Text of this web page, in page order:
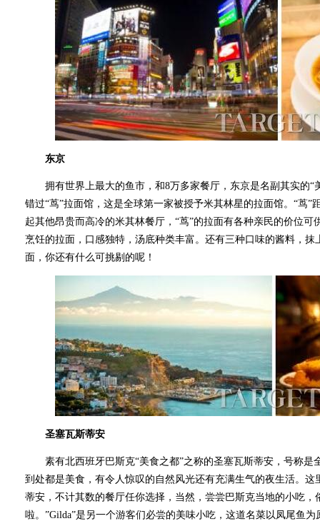
东京
拥有世界上最大的鱼市，和8万多家餐厅，东京是名副其实的“
错过“茑”拉面馆，这是全球第一家被授予米其林星的拉面馆。“茑
起其他昂贵而高冷的米其林餐厅，“茑”的拉面有各种亲民的价位
烹饪的拉面，口感独特，汤底种类丰富。还有三种口味的酱料，
面，你还有什么可挑剔的呢！
圣塞瓦斯蒂安
素有北西班牙巴斯克“美食之都”之称的圣塞瓦斯蒂安，号称是
到处都是美食，有令人惊叹的自然风光还有充满生气的夜生活。
蒂安，不计其数的餐厅任你选择，当然，尝尝巴斯克当地的小吃，
啦。”Gilda”是另一个游客们必尝的美味小吃，这道名菜以凤尾鱼